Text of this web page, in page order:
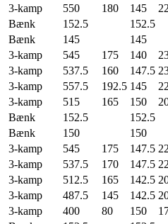
3-kamp 550 180 145
Bænk 152.5
152.5
Bænk 145
145
3-kamp 545 175 140
3-kamp 537.5 160 147.5
3-kamp 557.5 192.5 145
3-kamp 515 165 150
Bænk 152.5
152.5
Bænk 150
150
3-kamp 545 175 147.5
3-kamp 537.5 170 147.5
3-kamp 512.5 165 142.5
3-kamp 487.5 145 142.5
3-kamp 400 80 150